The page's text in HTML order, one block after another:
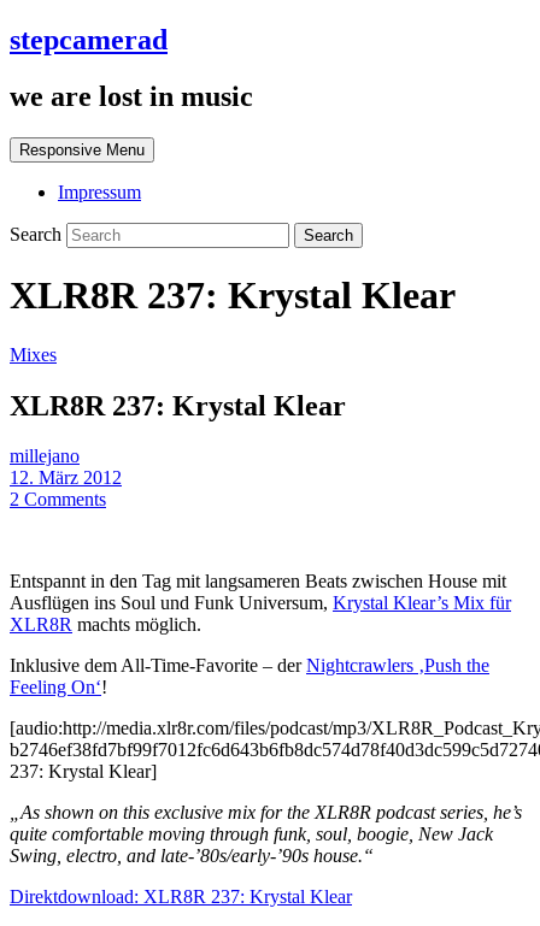
stepcamerad
we are lost in music
Responsive Menu
Impressum
Search
XLR8R 237: Krystal Klear
Mixes
XLR8R 237: Krystal Klear
millejano
12. März 2012
2 Comments
Entspannt in den Tag mit langsameren Beats zwischen House mit
Ausflügen ins Soul und Funk Universum, Krystal Klear’s Mix für
XLR8R machts möglich.
Inklusive dem All-Time-Favorite – derNightcrawlers ‚Push the
Feeling On‘!
[audio:http://media.xlr8r.com/files/podcast/mp3/
237: Krystal Klear]
„As shown on this exclusive mix for the XLR8R podcast series, he’s
quite comfortable moving through funk, soul, boogie, New Jack
Swing, electro, and late-’80s/early-’90s house.“
Direktdownload: XLR8R 237: Krystal Klear